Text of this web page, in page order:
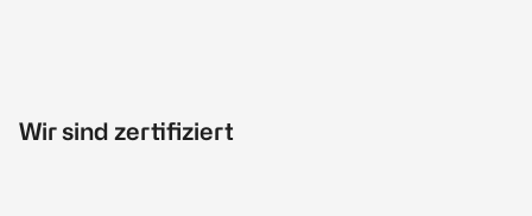
Wir sind zertifiziert